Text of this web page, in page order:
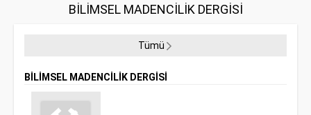
BİLİMSEL MADENCİLİK DERGİSİ
Tümü
BİLİMSEL MADENCİLİK DERGİSİ